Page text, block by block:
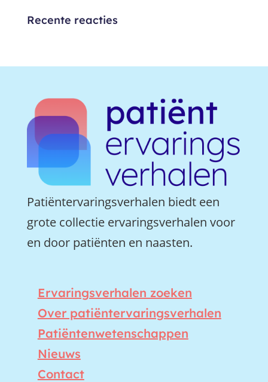
Recente reacties
Patiëntervaringsverhalen biedt een
grote collectie ervaringsverhalen voor
en door patiënten en naasten.
Ervaringsverhalen zoeken
Over patiëntervaringsverhalen
Patiëntenwetenschappen
Nieuws
Contact